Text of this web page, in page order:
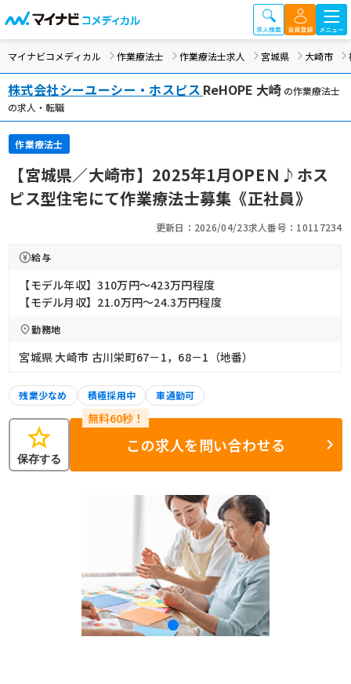
マイナビコメディカル 作業療法士 作業療法士求人 宮城県 大崎市
株式会社シーユーシー・ホスピス ReHOPE 大崎 の作業療法士
の求人・転職
作業療法士
【宮城県／大崎市】2025年1月OPEＮ♪ホス
ピス型住宅にて作業療法士募集《正社員》
更新日：2026/04/23求人番号：10117234
給与
【モデル年収】310万円〜423万円程度
【モデル月収】21.0万円〜24.3万円程度
勤務地
宮城県 大崎市 古川栄町67－1，68－1（地番）
残業少なめ 積極採用中 車通勤可
star
保存する
この求人を問い合わせる